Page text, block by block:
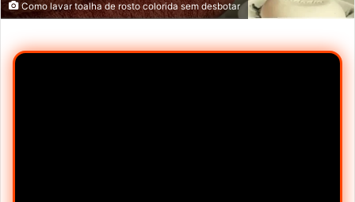
Como lavar toalha de rosto colorida sem desbotar